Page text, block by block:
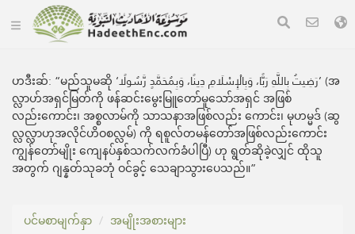
ဟဒီးဆ်: “မည်သူမဆို ‘رَضِيتُ بِاللَّهِ رَبًّا، وَبِالْإِسْلَامِ دِينًا، وَبِمُحَمَّدٍ رَّسُولًا’ (အ
လ္လာဟ်အရှင်မြတ်ကို ဖန်ဆင်းမွေးမြူတော်မူသော်အရှင် အဖြစ်
လည်းကောင်း၊ အစ္စလာမ်ကို သာသနာအဖြစ်လည်း‌ ကောင်း၊ မုဟမ္မဒ် (ဆွ
လ္လလ္လာဟုအလိုင်ဟိဝစလ္လမ်) ကို ရစူလ်တမန်တော်အဖြစ်လည်းကောင်း
ကျွန်တော်မျိုး ကျေနပ်နှစ်သက်လက်ခံပါပြီ) ဟု ရွတ်ဆိုခဲ့လျှင် ထိုသူ
အတွက် ဂျန္နတ်သုခဘုံ ဝင်ခွင့် သေချာသွားပေသည်။”
ပင်မစာမျက်နှာ
အမျိုးအစားများ